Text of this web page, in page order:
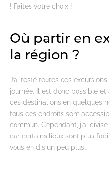
! Faites votre choix !
Où partir en
la région ?
J’ai testé toutes ces
journée. Il est donc possible
ces destinations en quelques
tous ces endroits sont
commun. Cependant, j’ai
car certains lieux sont plus
vous en dis un peu plus…